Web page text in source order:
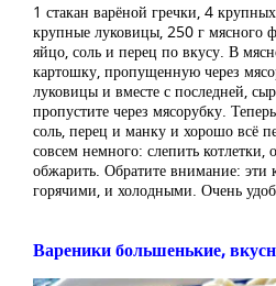
1 стакан варёной гречки, 4
крупные луковицы, 250 г мясного
яйцо, соль и перец по вкусу. В
картошку, пропущенную через
луковицы и вместе с последней,
пропустите через мясорубку.
соль, перец и манку и хорошо всё
совсем немного: слепить котлетки,
обжарить. Обратите внимание: эти
горячими, и холодными. Очень
Вареники большенькие,